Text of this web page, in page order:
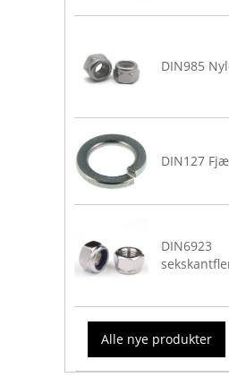
DIN985
DIN127
DIN6923
Alle nye produkter